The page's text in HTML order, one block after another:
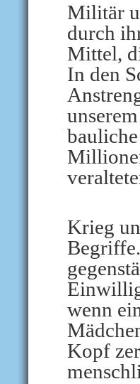
Militär
durch
Mittel,
In den
Krieg
wenn
Kopf